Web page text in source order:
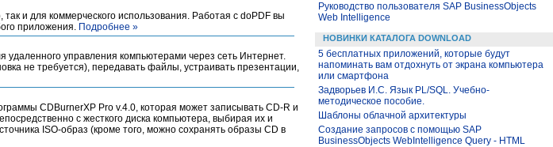
и для коммерческого использования. Работая с doPDF вы
приложения. Подробнее »
управления компьютерами через сеть Интернет.
не требуется), передавать файлы, устраивать презентации,
CDBurnerXP Pro v.4.0, которая может записывать CD-R и
с жесткого диска компьютера, выбирая их и
ISO-образ (кроме того, можно сохранять образы CD в
Руководство пользователя SAP BusinessObjects
Web Intelligence
НОВИНКИ КАТАЛОГА DOWNLOAD
5 бесплатных приложений, которые будут
напоминать вам отдохнуть от экрана компьютера
или смартфона
Задворьев И.С. Язык PL/SQL. Учебно-
методическое пособие.
Шаблоны облачной архитектуры
Создание запросов с помощью SAP
BusinessObjects WebIntelligence Query - HTML